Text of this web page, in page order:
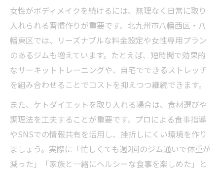
女性がボディメイクを続けるには、無理なく日常に取り
入れられる習慣作りが重要です。北九州市八幡西区・八
幡東区では、リーズナブルな料金設定や女性専用プラン
のあるジムも増えています。たとえば、短時間で効果的
なサーキットトレーニングや、自宅でできるストレッチ
を組み合わせることでコストを抑えつつ継続できます。
また、ケトダイエットを取り入れる場合は、食材選びや
調理法を工夫することが重要です。プロによる食事指導
やSNSでの情報共有を活用し、挫折しにくい環境を作り
ましょう。実際に「忙しくても週2回のジム通いで体重が
減った」「家族と一緒にヘルシーな食事を楽しめた」と